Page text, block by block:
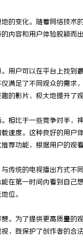
的变化。随着网络技
内容和用户体验脱颖
用户可以在平台上找
满足了不同观众的需
的影片，极大地提升了
相比于一些竞争对手
速度。这种良好的用
荐功能，根据用户的
传统的电视播出方式
在第一时间内看到自
位。
。为了提供更高质量
，既保护了创作者的